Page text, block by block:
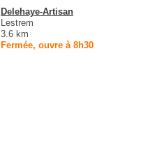
Delehaye-Artisan
Lestrem
3.6 km
Fermée, ouvre à 8h30